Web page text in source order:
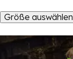
Größe auswählen